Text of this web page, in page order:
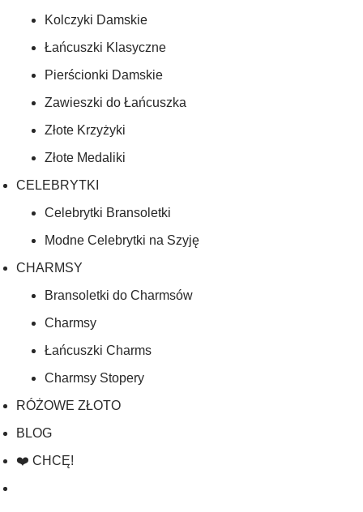
Kolczyki Damskie
Łańcuszki Klasyczne
Pierścionki Damskie
Zawieszki do Łańcuszka
Złote Krzyżyki
Złote Medaliki
CELEBRYTKI
Celebrytki Bransoletki
Modne Celebrytki na Szyję
CHARMSY
Bransoletki do Charmsów
Charmsy
Łańcuszki Charms
Charmsy Stopery
RÓŻOWE ZŁOTO
BLOG
❤️ CHCĘ!